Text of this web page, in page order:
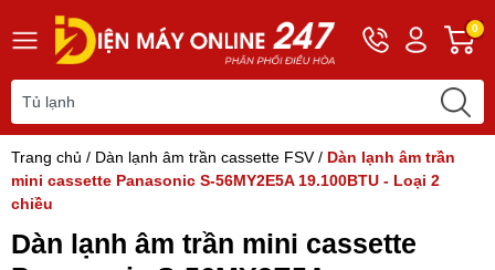
Hotline
0243
Tài
khoản
Khách
0
Trang chủ / Dàn lạnh âm trần cassette FSV/ Dàn lạnh âm trần
mini cassette Panasonic S-56MY2E5A 19.100BTU - Loại 2
chiều
Dàn lạnh âm trần mini cassette